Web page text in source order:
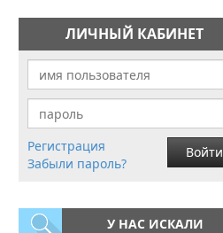
ЛИЧНЫЙ КАБИНЕТ
Регистрация
Забыли пароль?
Войти
У НАС ИСКАЛИ